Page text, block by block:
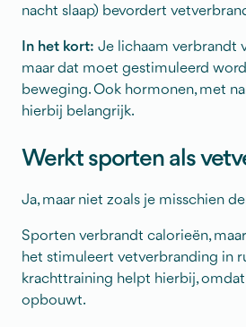
nacht slaap) bevordert
In het kort: Je lichaam verbrandt
maar dat moet gestimuleerd
beweging. Ook hormonen, met
hierbij belangrijk.
Werkt sporten als
Ja, maar niet zoals je misschien
Sporten verbrandt calorieën,
het stimuleert vetverbranding in
krachttraining helpt hierbij,
opbouwt.